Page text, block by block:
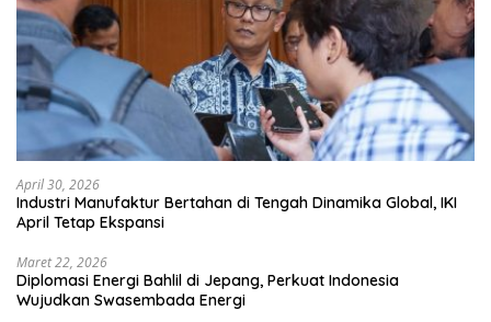
April 30, 2026
Industri Manufaktur Bertahan di Tengah Dinamika Global, IKI
April Tetap Ekspansi
Maret 22, 2026
Diplomasi Energi Bahlil di Jepang, Perkuat Indonesia
Wujudkan Swasembada Energi